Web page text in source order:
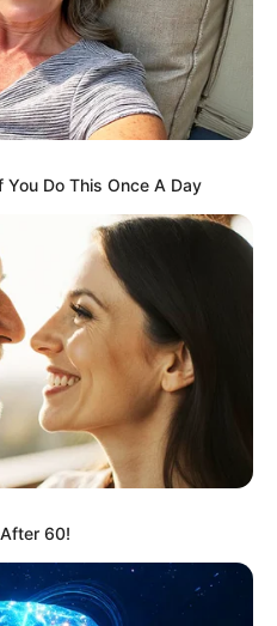
Memory Loss Isn't
3 Beverages
Do This Once A Day
60!